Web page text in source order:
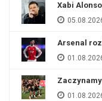
Xabi
Arsenal